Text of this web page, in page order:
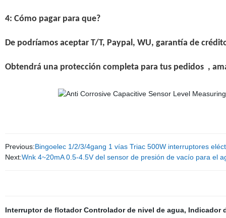
4: Cómo pagar para que?
De podríamos aceptar T/T, Paypal, WU, garantía de
Obtendrá una protección completa para tus pedidos ,
Previous:Bingoelec 1/2/3/4gang 1 vías Triac 500W interruptores
Next:Wnk 4~20mA 0.5-4.5V del sensor de presión de vacío para el
Interruptor de flotador Controlador de nivel de agua, Indicador